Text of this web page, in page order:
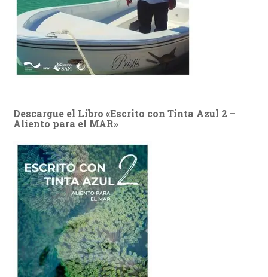
Descargue el Libro «Escrito con Tinta Azul 2 –
Aliento para el MAR»